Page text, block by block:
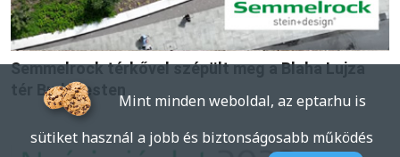
Semmelrock térkővel szépült meg a Blaha Lujza
tér Budapesten
Mint minden weboldal, az eptar.hu is
sütiket használ a jobb és biztonságosabb működés